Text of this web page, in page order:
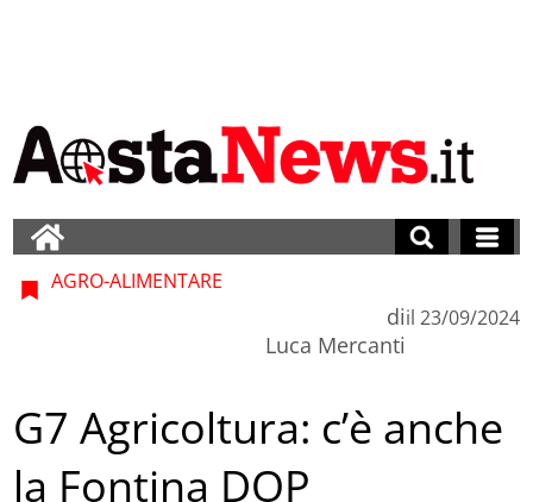
AGRO-ALIMENTARE
di
Luca Mercanti
il 23/09/2024
G7 Agricoltura: c’è anche
la Fontina DOP